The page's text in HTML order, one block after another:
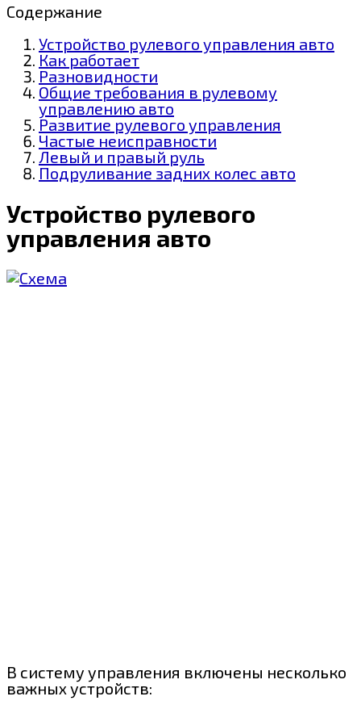
Содержание
Устройство рулевого управления авто
Как работает
Разновидности
Общие требования в рулевому
управлению авто
Развитие рулевого управления
Частые неисправности
Левый и правый руль
Подруливание задних колес авто
Устройство рулевого
управления авто
В систему управления включены несколько
важных устройств: